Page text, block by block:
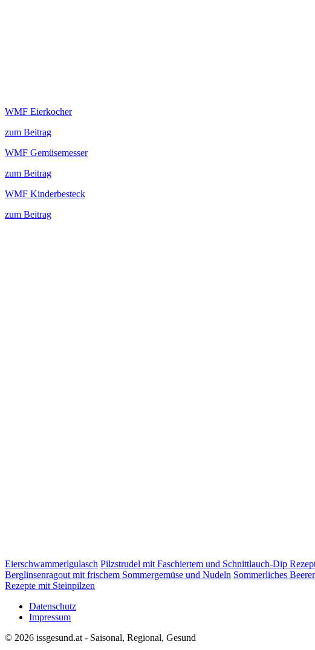
WMF Eierkocher
zum Beitrag
WMF Gemüsemesser
zum Beitrag
WMF Kinderbesteck
zum Beitrag
Eierschwammerlgulasch Pilzstrudel mit Faschiertem und Schnittlauch-Dip
Berglinsenragout mit frischem Sommergemüse und Nudeln Sommerliches
Rezepte mit Steinpilzen
Datenschutz
Impressum
© 2026 issgesund.at - Saisonal, Regional, Gesund